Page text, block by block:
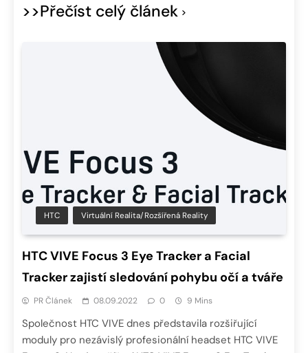
>>Přečíst celý článek
HTC Virtuální Realita/Rozšířená Reality
HTC VIVE Focus 3 Eye Tracker a Facial
Tracker zajistí sledování pohybu očí a tváře
PR Článek 08.09.2022 0 9 Mins
Společnost HTC VIVE dnes představila rozšiřující
moduly pro nezávislý profesionální headset HTC VIVE